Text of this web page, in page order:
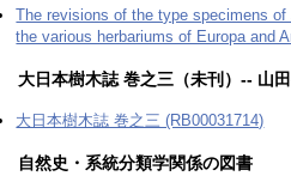
The revisions of the type specimens
the various herbariums of Europa and
大日本樹木誌 巻之三（未刊）-- 山
大日本樹木誌 巻之三 (RB00031714)
自然史・系統分類学関係の図書